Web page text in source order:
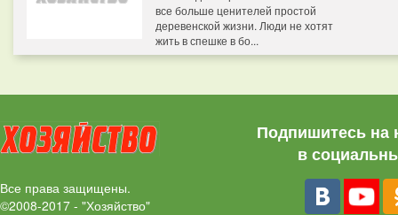
все больше ценителей простой
деревенской жизни. Люди не хотят
жить в спешке в бо...
Все права защищены.
©2008-2017 - "Хозяйство"
Подпишитесь на
в